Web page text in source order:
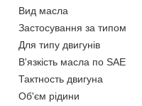
Вид масла
Застосування за типом
Для типу двигунів
В'язкість масла по SAE
Тактность двигуна
Об'єм рідини